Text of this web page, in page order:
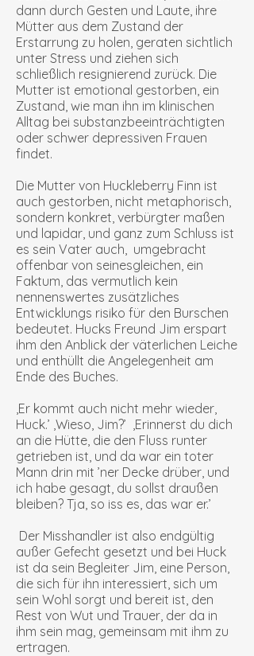
dann durch Gesten und Laute, ihre
Mütter aus dem Zustand der
Erstarrung zu holen, geraten sichtlich
unter Stress und ziehen sich
schließlich resignierend zurück. Die
Mutter ist emotional gestorben, ein
Zustand, wie man ihn im klinischen
Alltag bei substanzbeeinträchtigten
oder schwer depressiven Frauen
findet.
Die Mutter von Huckleberry Finn ist
auch gestorben, nicht metaphorisch,
sondern konkret, verbürgter maßen
und lapidar, und ganz zum Schluss ist
es sein Vater auch, umgebracht
offenbar von seinesgleichen, ein
Faktum, das vermutlich kein
nennenswertes zusätzliches
Entwicklungs risiko für den Burschen
bedeutet. Hucks Freund Jim erspart
ihm den Anblick der väterlichen Leiche
und enthüllt die Angelegenheit am
Ende des Buches.
‚Er kommt auch nicht mehr wieder,
Huck.’ ‚Wieso, Jim?’ ‚Erinnerst du dich
an die Hütte, die den Fluss runter
getrieben ist, und da war ein toter
Mann drin mit ’ner Decke drüber, und
ich habe gesagt, du sollst draußen
bleiben? Tja, so iss es, das war er.’
Der Misshandler ist also endgültig
außer Gefecht gesetzt und bei Huck
ist da sein Begleiter Jim, eine Person,
die sich für ihn interessiert, sich um
sein Wohl sorgt und bereit ist, den
Rest von Wut und Trauer, der da in
ihm sein mag, gemeinsam mit ihm zu
ertragen.